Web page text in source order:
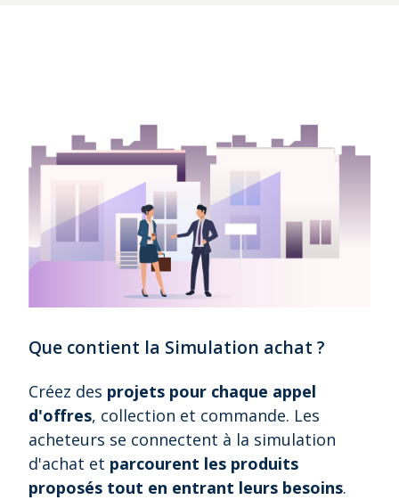
Que contient la Simulation achat ?
Créez des projets pour chaque appel
d'offres, collection et commande. Les
acheteurs se connectent à la simulation
d'achat et parcourent les produits
proposés tout en entrant leurs besoins.